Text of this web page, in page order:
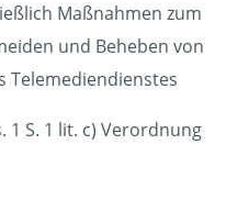
Maßnahmen zum
und Beheben von
Telemediendienstes
1 S. 1 lit. c) Verordnung